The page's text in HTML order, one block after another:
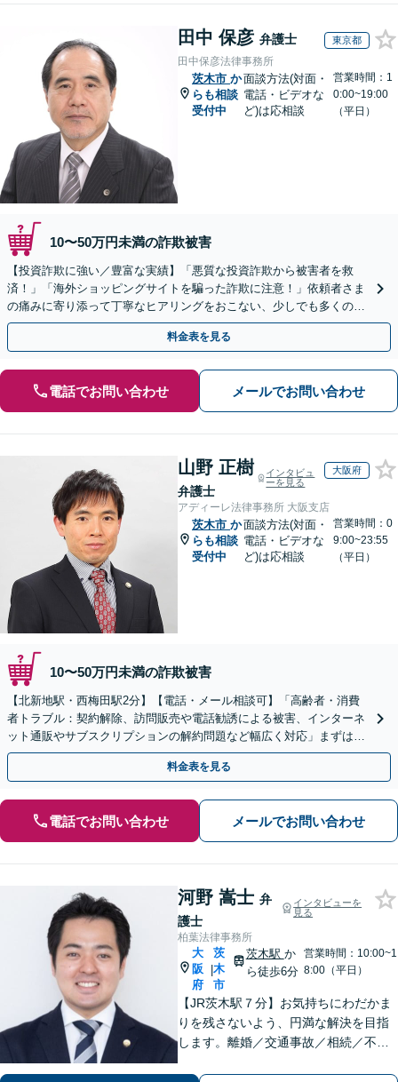
田中 保彦 弁護士 東京都
田中保彦法律事務所
茨木市 か
らも相談
受付中
面談方法(対面・
電話・ビデオな
ど)は応相談
営業時間：1
0:00~19:00
（平日）
10〜50万円未満の詐欺被害
【投資詐欺に強い／豊富な実績】「悪質な投資詐欺から被害者を救
済！」「海外ショッピングサイトを騙った詐欺に注意！」依頼者さま
の痛みに寄り添って丁寧なヒアリングをおこない、少しでも多くの返
金が得られるよう尽力します！
料金表を見る
電話でお問い合わせ メールでお問い合わせ
山野 正樹
弁護士
インタビュ
ーを見る
大阪府
アディーレ法律事務所 大阪支店
茨木市 か
らも相談
受付中
面談方法(対面・
電話・ビデオな
ど)は応相談
営業時間：0
9:00~23:55
（平日）
10〜50万円未満の詐欺被害
【北新地駅・西梅田駅2分】【電話・メール相談可】「高齢者・消費
者トラブル：契約解除、訪問販売や電話勧誘による被害、インターネ
ット通販やサブスクリプションの解約問題など幅広く対応」まずは一
度ご相談ください【休日・夜間相談可】
料金表を見る
電話でお問い合わせ メールでお問い合わせ
河野 嵩士 弁
護士
インタビューを
見る
柏葉法律事務所
大
阪
府
|
茨
木
市
茨木駅 か
ら徒歩6分
営業時間：10:00~1
8:00（平日）
【JR茨木駅７分】お気持ちにわだかま
りを残さないよう、円満な解決を目指
します。離婚／交通事故／相続／不動